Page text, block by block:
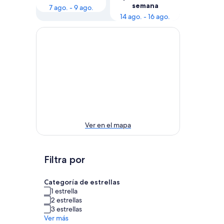
7 ago. - 9 ago.
semana
14 ago. - 16 ago.
Ver en el mapa
Filtra por
Categoría de estrellas
1 estrella
2 estrellas
3 estrellas
Ver más